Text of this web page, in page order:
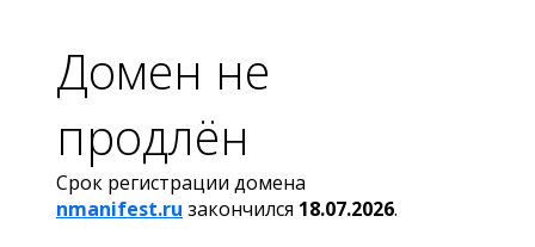
Домен не
продлён
Срок регистрации домена
nmanifest.ru закончился 18.07.2026.